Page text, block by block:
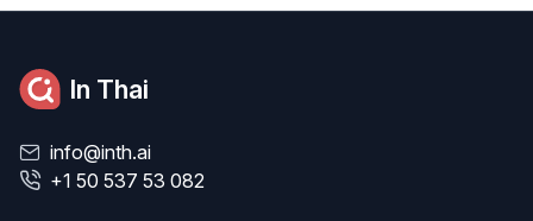
In Thai
info@inth.ai
+1 50 537 53 082